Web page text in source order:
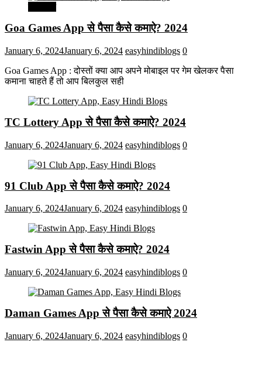
Goa Games App से पैसा कैसे कमाऐ? 2024
January 6, 2024January 6, 2024 easyhindiblogs 0
Goa Games App : दोस्तों क्या आप अपने मोबाइल पर गेम खेलकर पैसा
कमाना चाहते हैं तो आप बिलकुल सही
TC Lottery App से पैसा कैसे कमाऐ? 2024
January 6, 2024January 6, 2024 easyhindiblogs 0
91 Club App से पैसा कैसे कमाऐ? 2024
January 6, 2024January 6, 2024 easyhindiblogs 0
Fastwin App से पैसा कैसे कमाऐ? 2024
January 6, 2024January 6, 2024 easyhindiblogs 0
Daman Games App से पैसा कैसे कमाऐ 2024
January 6, 2024January 6, 2024 easyhindiblogs 0